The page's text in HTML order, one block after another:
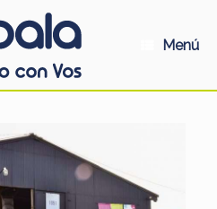
Menú